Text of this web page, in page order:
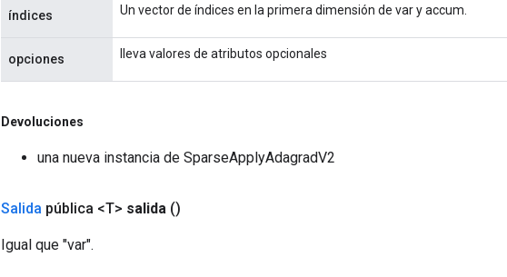
índices Un vector de índices en la primera dimensión de var y accum.
opciones lleva valores de atributos opcionales
Devoluciones
una nueva instancia de SparseApplyAdagradV2
Salida pública <T> salida ()
Igual que "var".